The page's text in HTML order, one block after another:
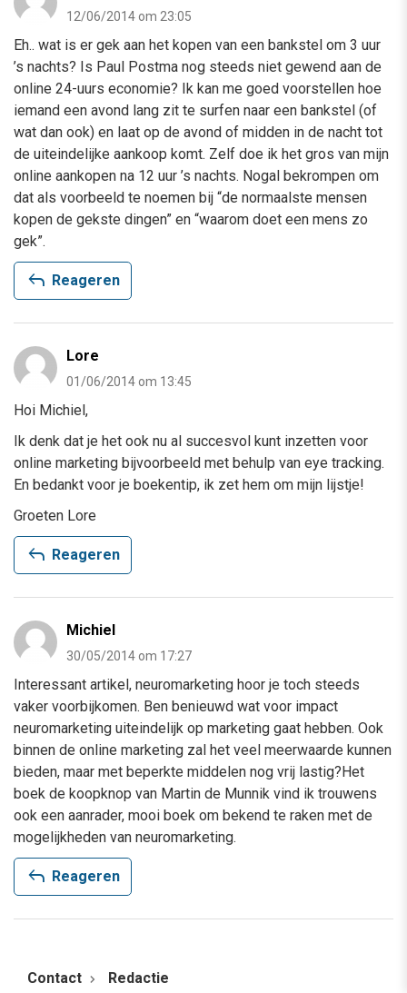
12/06/2014 om 23:05
Eh.. wat is er gek aan het kopen van een bankstel om 3 uur
’s nachts? Is Paul Postma nog steeds niet gewend aan de
online 24-uurs economie? Ik kan me goed voorstellen hoe
iemand een avond lang zit te surfen naar een bankstel (of
wat dan ook) en laat op de avond of midden in de nacht tot
de uiteindelijke aankoop komt. Zelf doe ik het gros van mijn
online aankopen na 12 uur ’s nachts. Nogal bekrompen om
dat als voorbeeld te noemen bij “de normaalste mensen
kopen de gekste dingen” en “waarom doet een mens zo
gek”.
reply Reageren
Lore
01/06/2014 om 13:45
Hoi Michiel,
Ik denk dat je het ook nu al succesvol kunt inzetten voor
online marketing bijvoorbeeld met behulp van eye tracking.
En bedankt voor je boekentip, ik zet hem om mijn lijstje!
Groeten Lore
reply Reageren
Michiel
30/05/2014 om 17:27
Interessant artikel, neuromarketing hoor je toch steeds
vaker voorbijkomen. Ben benieuwd wat voor impact
neuromarketing uiteindelijk op marketing gaat hebben. Ook
binnen de online marketing zal het veel meerwaarde kunnen
bieden, maar met beperkte middelen nog vrij lastig?Het
boek de koopknop van Martin de Munnik vind ik trouwens
ook een aanrader, mooi boek om bekend te raken met de
mogelijkheden van neuromarketing.
reply Reageren
Contact Redactie